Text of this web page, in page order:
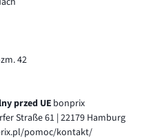
42
przed UE bonprix
Straße 61 | 22179 Hamburg
pomoc/kontakt/